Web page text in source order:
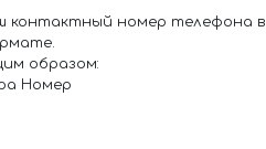
контактный номер телефона в
образом:
Номер